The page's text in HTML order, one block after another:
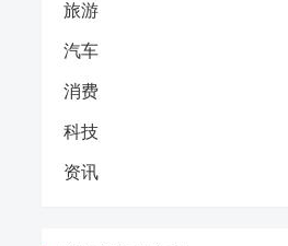
旅游
汽车
消费
科技
资讯